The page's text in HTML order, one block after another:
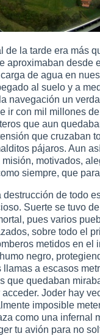
de la tarde era más
aproximaban desde
de agua en
al suelo y a
navegación un
ir con mil millones
que aun
que cruzaban
pájaros. Aun
motivados,
siempre, que
de todo
Suerte se tuvo
pues varios
sobre todo el
metidos en el
negro,
llamas a escasos
que quedaban
Joder hay
imposible
como una infernal
tu avión para no